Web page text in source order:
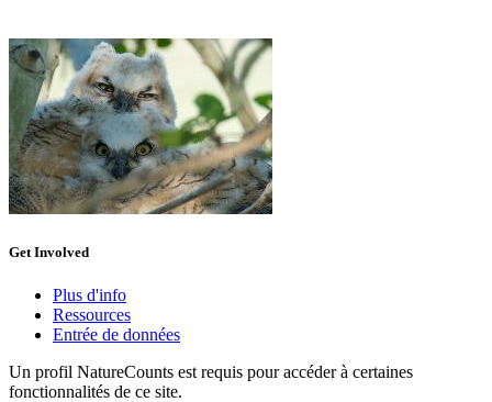
Get Involved
Plus d'info
Ressources
Entrée de données
Un profil NatureCounts est requis pour accéder à certaines
fonctionnalités de ce site.